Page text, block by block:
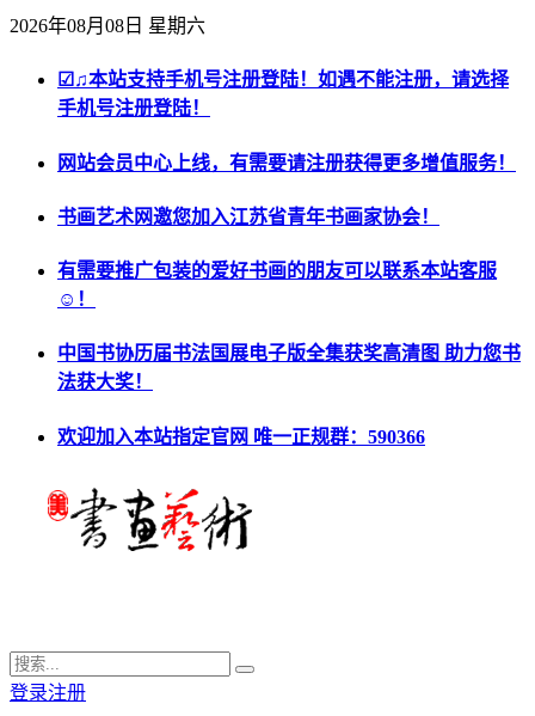
2026年08月08日 星期六
☑♫本站支持手机号注册登陆！如遇不能注册，请选择
手机号注册登陆！
网站会员中心上线，有需要请注册获得更多增值服务！
书画艺术网邀您加入江苏省青年书画家协会！
有需要推广包装的爱好书画的朋友可以联系本站客服
☺！
中国书协历届书法国展电子版全集获奖高清图 助力您书
法获大奖！
欢迎加入本站指定官网 唯一正规群：590366
登录注册